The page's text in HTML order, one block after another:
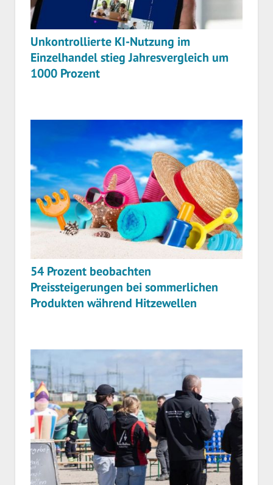
Unkontrollierte KI-Nutzung im
Einzelhandel stieg Jahresvergleich um
1000 Prozent
54 Prozent beobachten
Preissteigerungen bei sommerlichen
Produkten während Hitzewellen